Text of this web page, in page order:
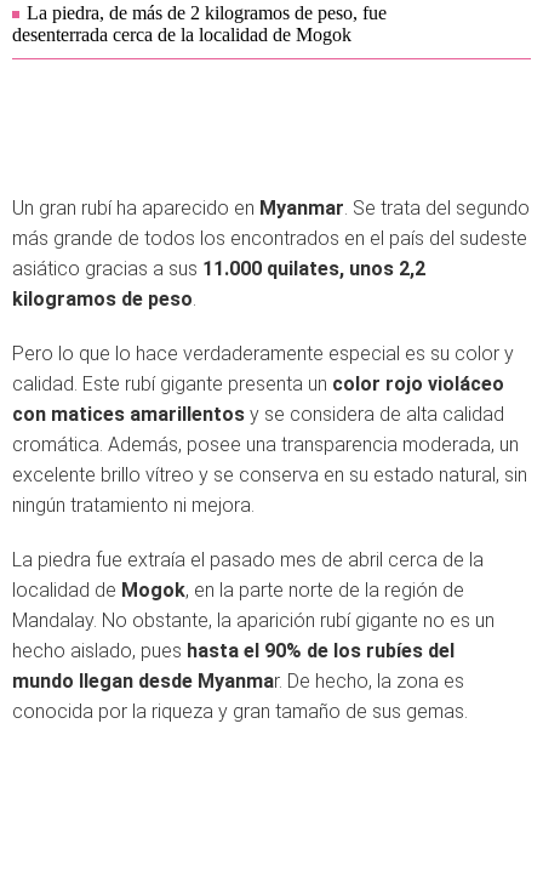
La piedra, de más de 2 kilogramos de peso, fue
desenterrada cerca de la localidad de Mogok
Un gran rubí ha aparecido en Myanmar. Se trata del segundo
más grande de todos los encontrados en el país del sudeste
asiático gracias a sus 11.000 quilates, unos 2,2
kilogramos de peso.
Pero lo que lo hace verdaderamente especial es su color y
calidad. Este rubí gigante presenta un color rojo violáceo
con matices amarillentos y se considera de alta calidad
cromática. Además, posee una transparencia moderada, un
excelente brillo vítreo y se conserva en su estado natural, sin
ningún tratamiento ni mejora.
La piedra fue extraía el pasado mes de abril cerca de la
localidad de Mogok, en la parte norte de la región de
Mandalay. No obstante, la aparición rubí gigante no es un
hecho aislado, pues hasta el 90% de los rubíes del
mundo llegan desde Myanmar. De hecho, la zona es
conocida por la riqueza y gran tamaño de sus gemas.